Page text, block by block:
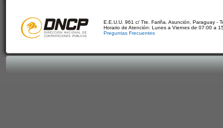
E.E.U.U. 961 c/ Tte. Fariña. Asunción, Paraguay -
Horario de Atención: Lunes a Viernes de 07:00 a
Preguntas Frecuentes